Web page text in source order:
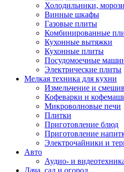
Холодильники,
Винные шкафы
Газовые плиты
Комбинированные
Кухонные вытяжки
Кухонные плиты
Посудомоечные
Электрические плиты
Мелкая техника для кухни
Измельчение и
Кофеварки и
Микроволновые печи
Плитки
Приготовление блюд
Приготовление
Электрочайники и
Авто
Аудио- и
Дача, сад и огород